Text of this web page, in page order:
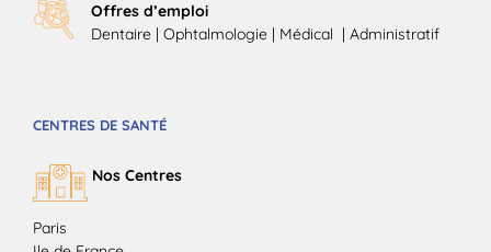
Offres d’emploi
Dentaire | Ophtalmologie | Médical | Administratif
CENTRES DE SANTÉ
Nos Centres
Paris